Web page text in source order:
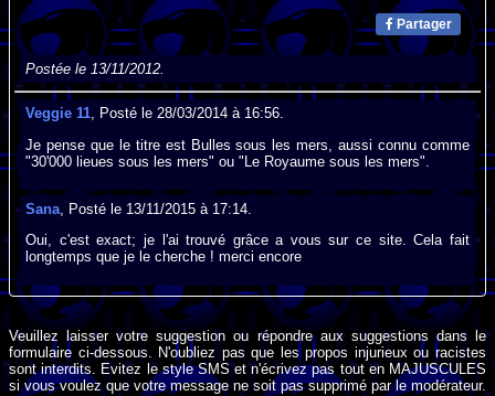
Partager
Postée le 13/11/2012.
Veggie 11, Posté le 28/03/2014 à 16:56.
Je pense que le titre est Bulles sous les mers, aussi connu comme
"30'000 lieues sous les mers" ou "Le Royaume sous les mers".
Sana, Posté le 13/11/2015 à 17:14.
Oui, c'est exact; je l'ai trouvé grâce a vous sur ce site. Cela fait
longtemps que je le cherche ! merci encore
Veuillez laisser votre suggestion ou répondre aux suggestions dans le
formulaire ci-dessous. N'oubliez pas que les propos injurieux ou racistes
sont interdits. Evitez le style SMS et n'écrivez pas tout en MAJUSCULES
si vous voulez que votre message ne soit pas supprimé par le modérateur.